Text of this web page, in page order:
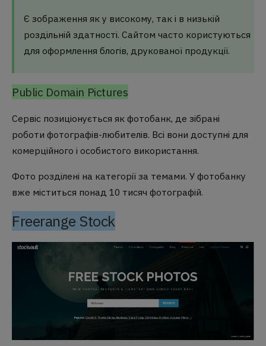
Є зображення як у високому, так і в низькій
роздільній здатності. Сайтом часто користуються
для оформлення блогів, друкованої продукції.
Public Domain Pictures
Сервіс позиціонується як фотобанк, де зібрані
роботи фотографів-любителів. Всі вони доступні для
комерційного і особистого використання.
Фото розділені на категорії за темами. У фотобанку
вже міститься понад 10 тисяч фотографій.
Freerange Stock